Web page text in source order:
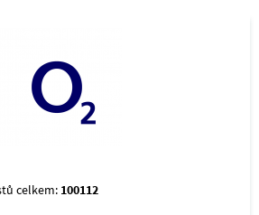
celkem: 100112